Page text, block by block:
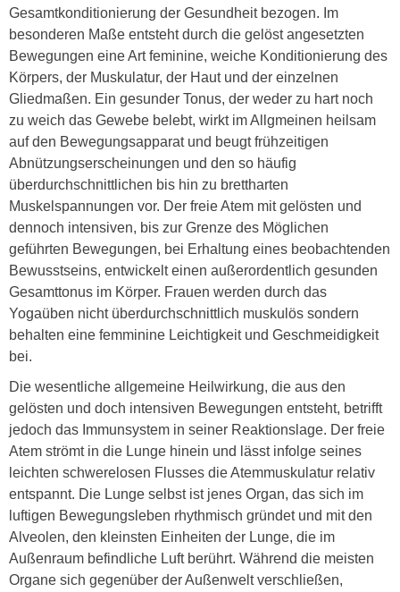
Gesamtkonditionierung der Gesundheit bezogen. Im
besonderen Maße entsteht durch die gelöst angesetzten
Bewegungen eine Art feminine, weiche Konditionierung des
Körpers, der Muskulatur, der Haut und der einzelnen
Gliedmaßen. Ein gesunder Tonus, der weder zu hart noch
zu weich das Gewebe belebt, wirkt im Allgmeinen heilsam
auf den Bewegungsapparat und beugt frühzeitigen
Abnützungserscheinungen und den so häufig
überdurchschnittlichen bis hin zu brettharten
Muskelspannungen vor. Der freie Atem mit gelösten und
dennoch intensiven, bis zur Grenze des Möglichen
geführten Bewegungen, bei Erhaltung eines beobachtenden
Bewusstseins, entwickelt einen außerordentlich gesunden
Gesamttonus im Körper. Frauen werden durch das
Yogaüben nicht überdurchschnittlich muskulös sondern
behalten eine femminine Leichtigkeit und Geschmeidigkeit
bei.
Die wesentliche allgemeine Heilwirkung, die aus den
gelösten und doch intensiven Bewegungen entsteht, betrifft
jedoch das Immunsystem in seiner Reaktionslage. Der freie
Atem strömt in die Lunge hinein und lässt infolge seines
leichten schwerelosen Flusses die Atemmuskulatur relativ
entspannt. Die Lunge selbst ist jenes Organ, das sich im
luftigen Bewegungsleben rhythmisch gründet und mit den
Alveolen, den kleinsten Einheiten der Lunge, die im
Außenraum befindliche Luft berührt. Während die meisten
Organe sich gegenüber der Außenwelt verschließen,